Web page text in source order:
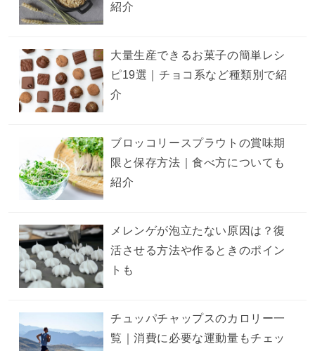
紹介
大量生産できるお菓子の簡単レシ
ピ19選｜チョコ系など種類別で紹
介
ブロッコリースプラウトの賞味期
限と保存方法｜食べ方についても
紹介
メレンゲが泡立たない原因は？復
活させる方法や作るときのポイン
トも
チュッパチャップスのカロリー一
覧｜消費に必要な運動量もチェッ